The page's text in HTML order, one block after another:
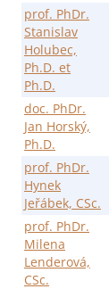
prof. PhDr.
Stanislav
Holubec,
Ph.D. et
Ph.D.
doc. PhDr.
Jan Horský,
Ph.D.
prof. PhDr.
Hynek
Jeřábek, CSc.
prof. PhDr.
Milena
Lenderová,
CSc.